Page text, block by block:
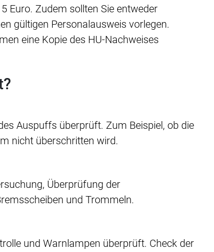
Euro. Zudem sollten Sie entweder
gültigen Personalausweis vorlegen.
eine Kopie des HU-Nachweises
Auspuffs überprüft. Zum Beispiel, ob die
nicht überschritten wird.
Überprüfung der
und Trommeln.
und Warnlampen überprüft. Check der